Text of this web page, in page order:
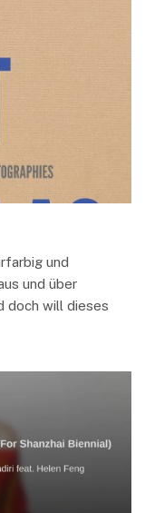
und
und über
doch will dieses